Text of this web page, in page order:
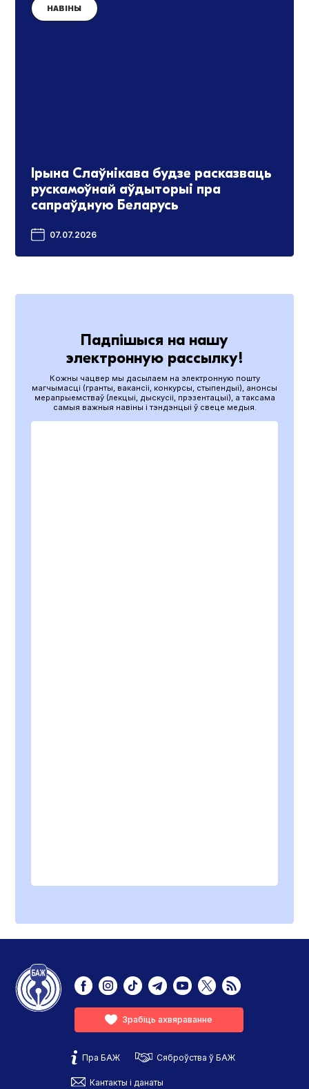
НАВІНЫ
Ірына Слаўнікава будзе расказваць
рускамоўнай аўдыторыі пра
сапраўдную Беларусь
07.07.2026
Падпішыся на нашу
электронную рассылку!
Кожны чацвер мы дасылаем на электронную пошту
магчымасці (гранты, вакансіі, конкурсы, стыпендыі), анонсы
мерапрыемстваў (лекцыі, дыскусіі, прэзентацыі), а таксама
самыя важныя навіны і тэндэнцыі ў свеце медыя.
Зрабіць ахвяраванне
Пра БАЖ Сяброўства ў БАЖ
Кантакты і данаты